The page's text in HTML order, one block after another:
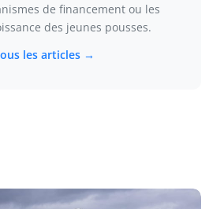
de financement ou les
des jeunes pousses.
les articles →